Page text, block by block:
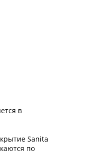
в
Sanita
по